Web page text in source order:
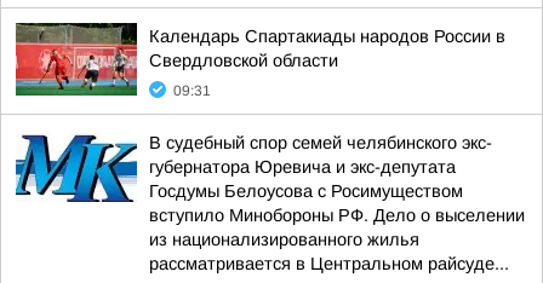
Календарь Спартакиады народов России в
Свердловской области
09:31
В судебный спор семей челябинского экс-
губернатора Юревича и экс-депутата
Госдумы Белоусова с Росимуществом
вступило Минобороны РФ. Дело о выселении
из национализированного жилья
рассматривается в Центральном райсуде...